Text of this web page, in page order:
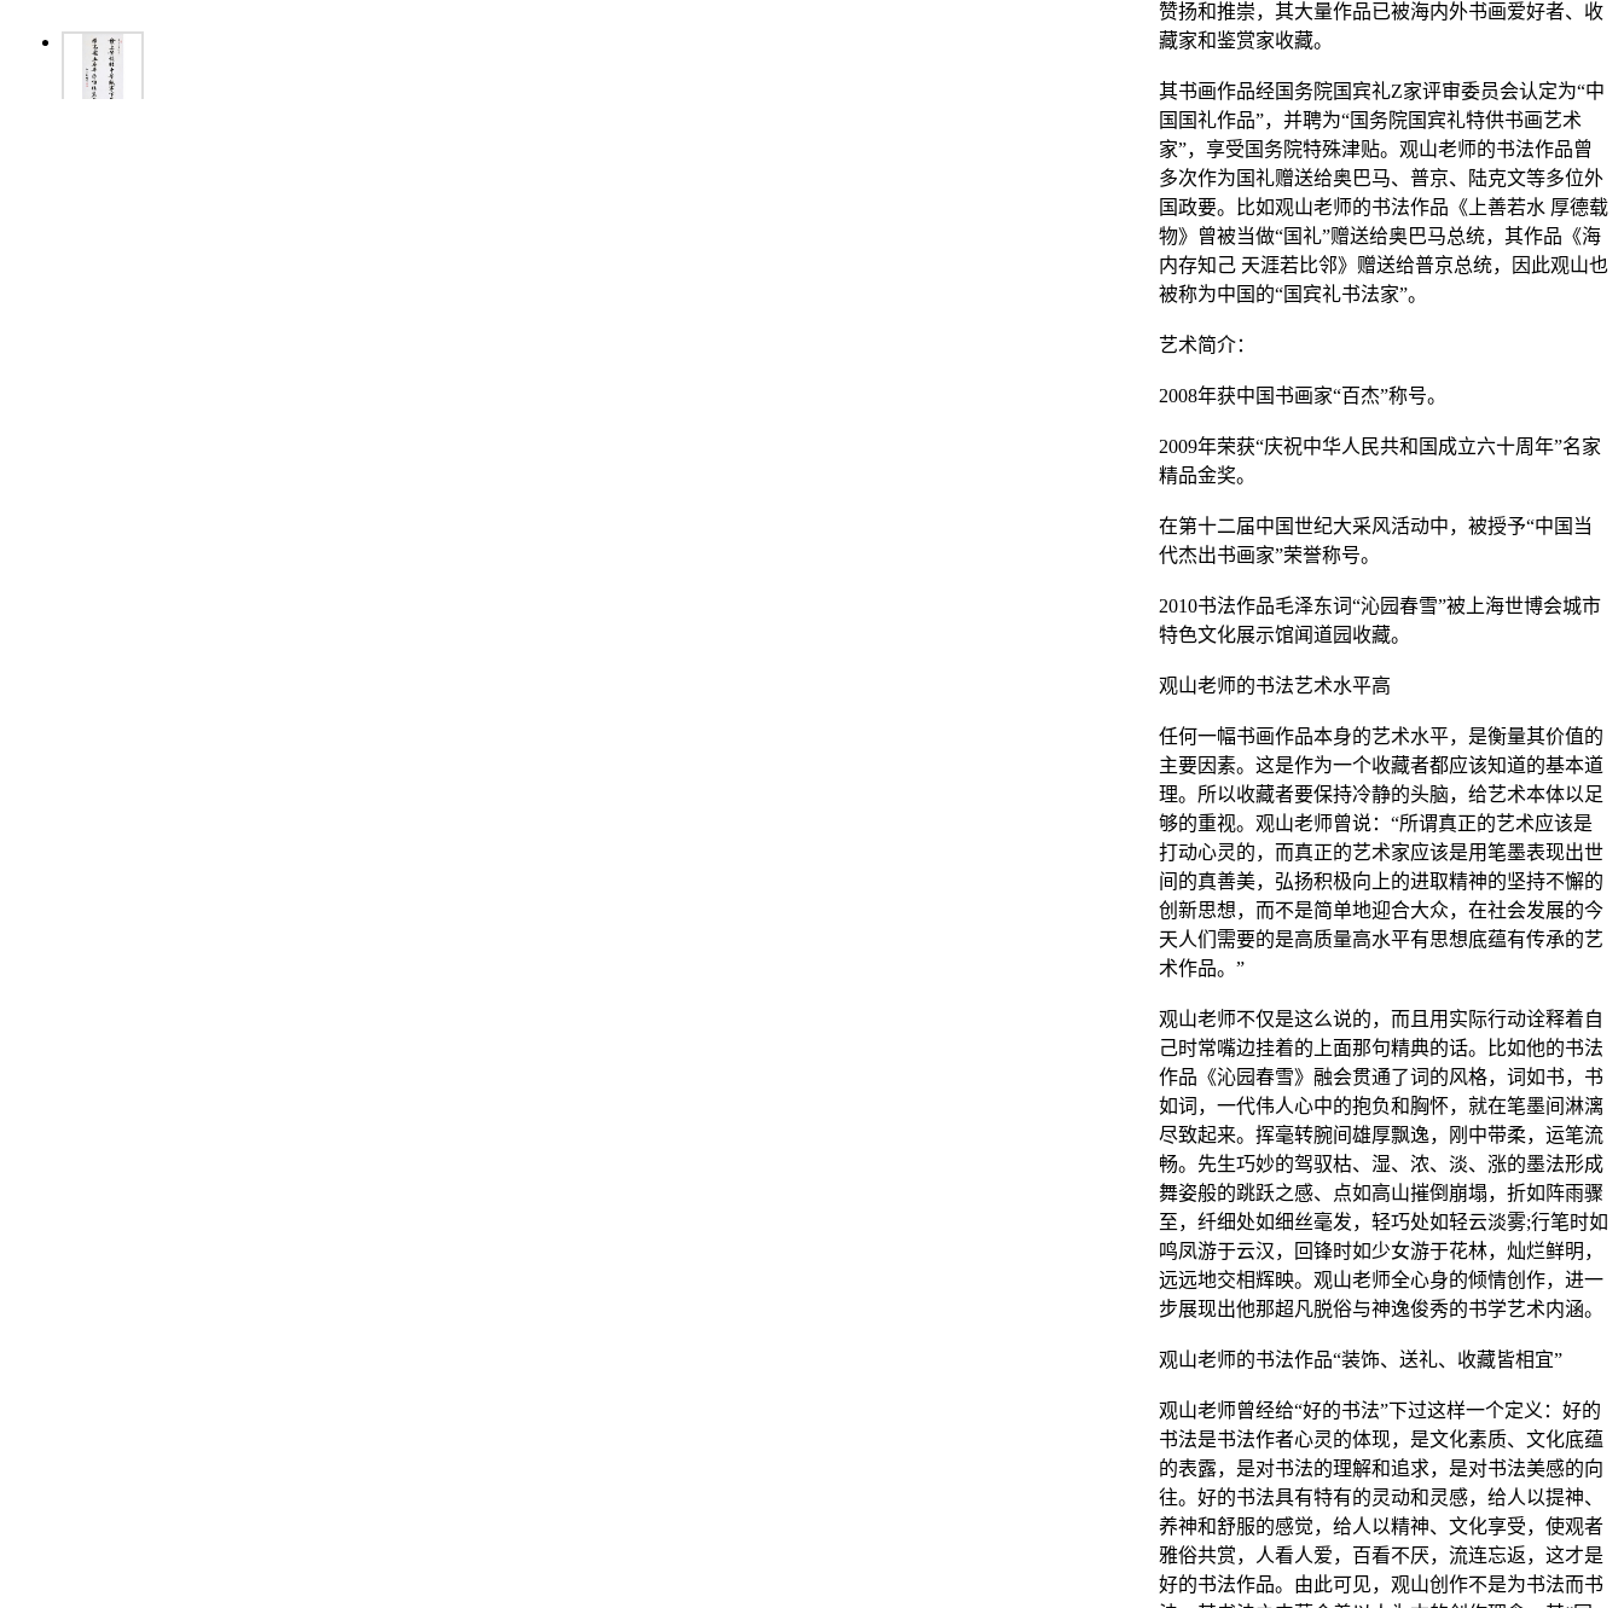
赞扬和推崇，其大量作品已被海内外书画爱好者、收
藏家和鉴赏家收藏。
其书画作品经国务院国宾礼Z家评审委员会认定为“中
国国礼作品”，并聘为“国务院国宾礼特供书画艺术
家”，享受国务院特殊津贴。观山老师的书法作品曾
多次作为国礼赠送给奥巴马、普京、陆克文等多位外
国政要。比如观山老师的书法作品《上善若水 厚德载
物》曾被当做“国礼”赠送给奥巴马总统，其作品《海
内存知己 天涯若比邻》赠送给普京总统，因此观山也
被称为中国的“国宾礼书法家”。
艺术简介：
2008年获中国书画家“百杰”称号。
2009年荣获“庆祝中华人民共和国成立六十周年”名家
精品金奖。
在第十二届中国世纪大采风活动中，被授予“中国当
代杰出书画家”荣誉称号。
2010书法作品毛泽东词“沁园春雪”被上海世博会城市
特色文化展示馆闻道园收藏。
观山老师的书法艺术水平高
任何一幅书画作品本身的艺术水平，是衡量其价值的
主要因素。这是作为一个收藏者都应该知道的基本道
理。所以收藏者要保持冷静的头脑，给艺术本体以足
够的重视。观山老师曾说：“所谓真正的艺术应该是
打动心灵的，而真正的艺术家应该是用笔墨表现出世
间的真善美，弘扬积极向上的进取精神的坚持不懈的
创新思想，而不是简单地迎合大众，在社会发展的今
天人们需要的是高质量高水平有思想底蕴有传承的艺
术作品。”
观山老师不仅是这么说的，而且用实际行动诠释着自
己时常嘴边挂着的上面那句精典的话。比如他的书法
作品《沁园春雪》融会贯通了词的风格，词如书，书
如词，一代伟人心中的抱负和胸怀，就在笔墨间淋漓
尽致起来。挥毫转腕间雄厚飘逸，刚中带柔，运笔流
畅。先生巧妙的驾驭枯、湿、浓、淡、涨的墨法形成
舞姿般的跳跃之感、点如高山摧倒崩塌，折如阵雨骤
至，纤细处如细丝毫发，轻巧处如轻云淡雾;行笔时如
鸣凤游于云汉，回锋时如少女游于花林，灿烂鲜明，
远远地交相辉映。观山老师全心身的倾情创作，进一
步展现出他那超凡脱俗与神逸俊秀的书学艺术内涵。
观山老师的书法作品“装饰、送礼、收藏皆相宜”
观山老师曾经给“好的书法”下过这样一个定义：好的
书法是书法作者心灵的体现，是文化素质、文化底蕴
的表露，是对书法的理解和追求，是对书法美感的向
往。好的书法具有特有的灵动和灵感，给人以提神、
养神和舒服的感觉，给人以精神、文化享受，使观者
雅俗共赏，人看人爱，百看不厌，流连忘返，这才是
好的书法作品。由此可见，观山创作不是为书法而书